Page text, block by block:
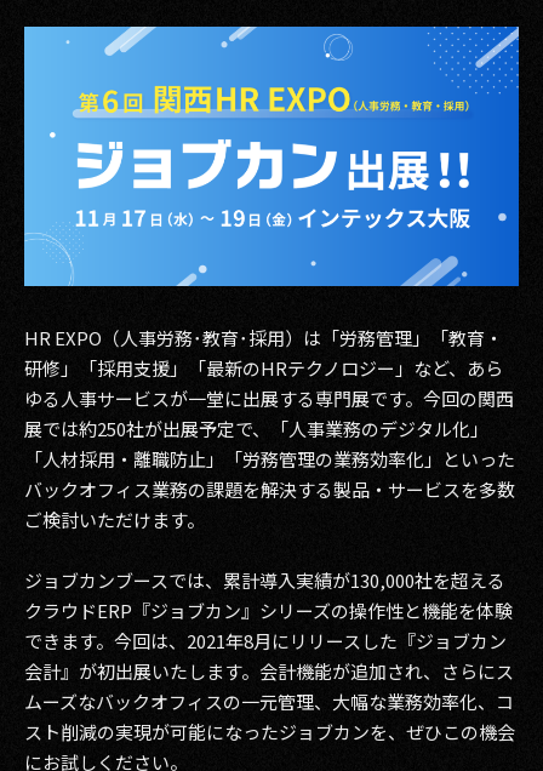
タテドラ
その他事業
2026
2025
2022
2021
2020
2018
2017
2016
2015
PRIVACY POLICY
HR EXPO（人事労務･教育･採用）は「労務管理」「教育・
研修」「採用支援」「最新のHRテクノロジー」など、あら
ゆる人事サービスが一堂に出展する専門展です。今回の関西
展では約250社が出展予定で、「人事業務のデジタル化」
「人材採用・離職防止」「労務管理の業務効率化」といった
バックオフィス業務の課題を解決する製品・サービスを多数
ご検討いただけます。
ジョブカンブースでは、累計導入実績が130,000社を超える
クラウドERP『ジョブカン』シリーズの操作性と機能を体験
できます。今回は、2021年8月にリリースした『ジョブカン
会計』が初出展いたします。会計機能が追加され、さらにス
ムーズなバックオフィスの一元管理、大幅な業務効率化、コ
スト削減の実現が可能になったジョブカンを、ぜひこの機会
にお試しください。